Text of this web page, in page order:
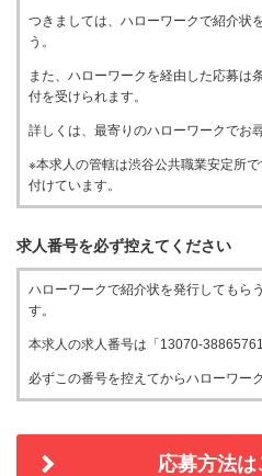
つきましては、ハローワークで紹介状
う。
また、ハローワークを経由した応募は
付を受けられます。
詳しくは、最寄りのハローワークでお
※本求人の管轄は渋谷公共職業安定所
付けています。
求人番号を必ず控えてください
ハローワークで紹介状を発行してもら
す。
本求人の求人番号は「13070-
必ずこの番号を控えてからハローワー
応募方法は